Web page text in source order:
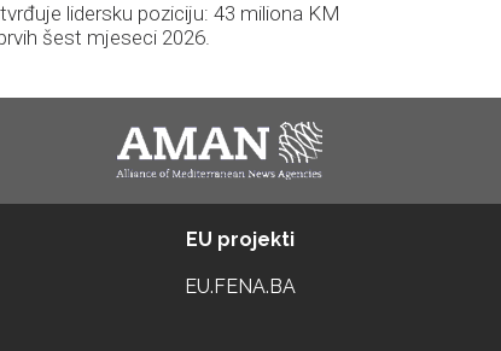
lidersku poziciju: 43 miliona KM
šest mjeseci 2026.
EU projekti
EU.FENA.BA